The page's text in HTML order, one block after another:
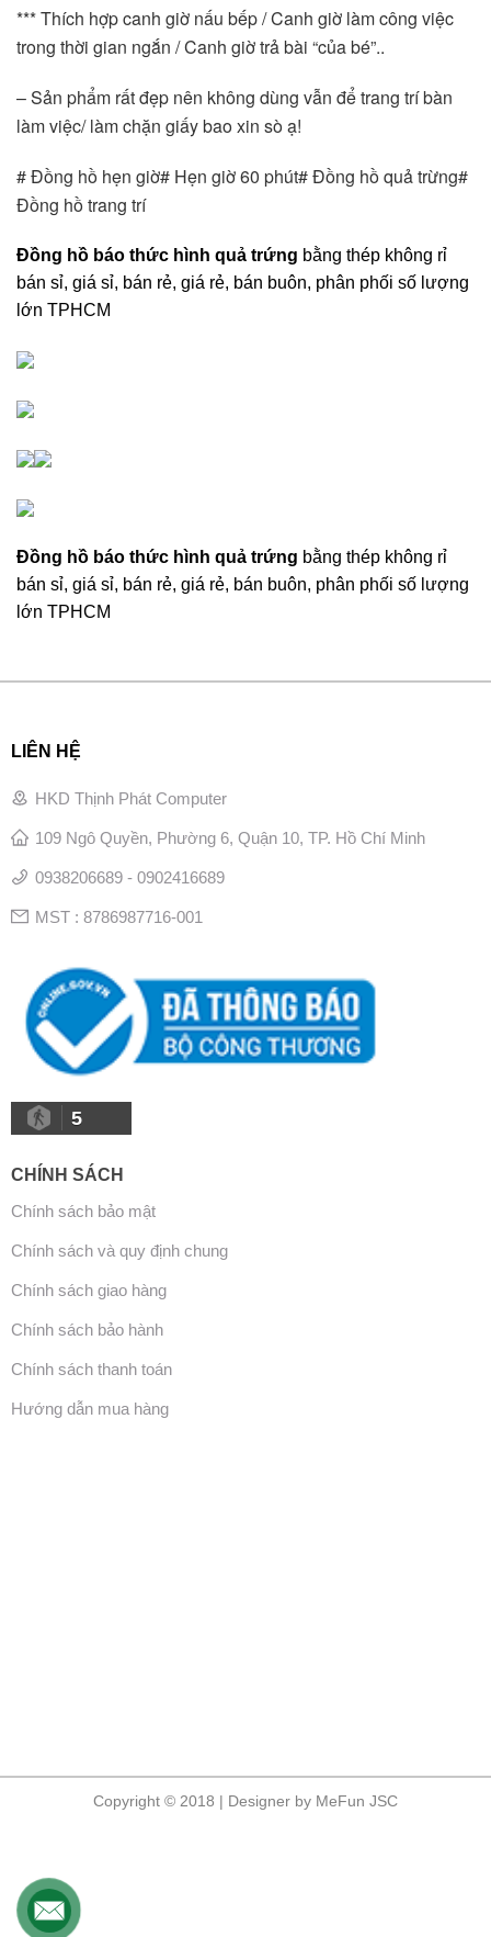
*** Thích hợp canh giờ nấu bếp / Canh giờ làm công việc
trong thời gian ngắn / Canh giờ trả bài “của bé”..
– Sản phẩm rất đẹp nên không dùng vẫn để trang trí bàn
làm việc/ làm chặn giấy bao xin sò ạ!
# Đồng hồ hẹn giờ# Hẹn giờ 60 phút# Đồng hồ quả trừng#
Đồng hồ trang trí
Đồng hồ báo thức hình quả trứng bằng thép không rỉ
bán sỉ, giá sỉ, bán rẻ, giá rẻ, bán buôn, phân phối số lượng
lớn TPHCM
Đồng hồ báo thức hình quả trứng bằng thép không rỉ
bán sỉ, giá sỉ, bán rẻ, giá rẻ, bán buôn, phân phối số lượng
lớn TPHCM
LIÊN HỆ
HKD Thịnh Phát Computer
109 Ngô Quyền, Phường 6, Quận 10, TP. Hồ Chí Minh
0938206689 - 0902416689
MST : 8786987716-001
5
CHÍNH SÁCH
Chính sách bảo mật
Chính sách và quy định chung
Chính sách giao hàng
Chính sách bảo hành
Chính sách thanh toán
Hướng dẫn mua hàng
Copyright © 2018 | Designer by MeFun JSC